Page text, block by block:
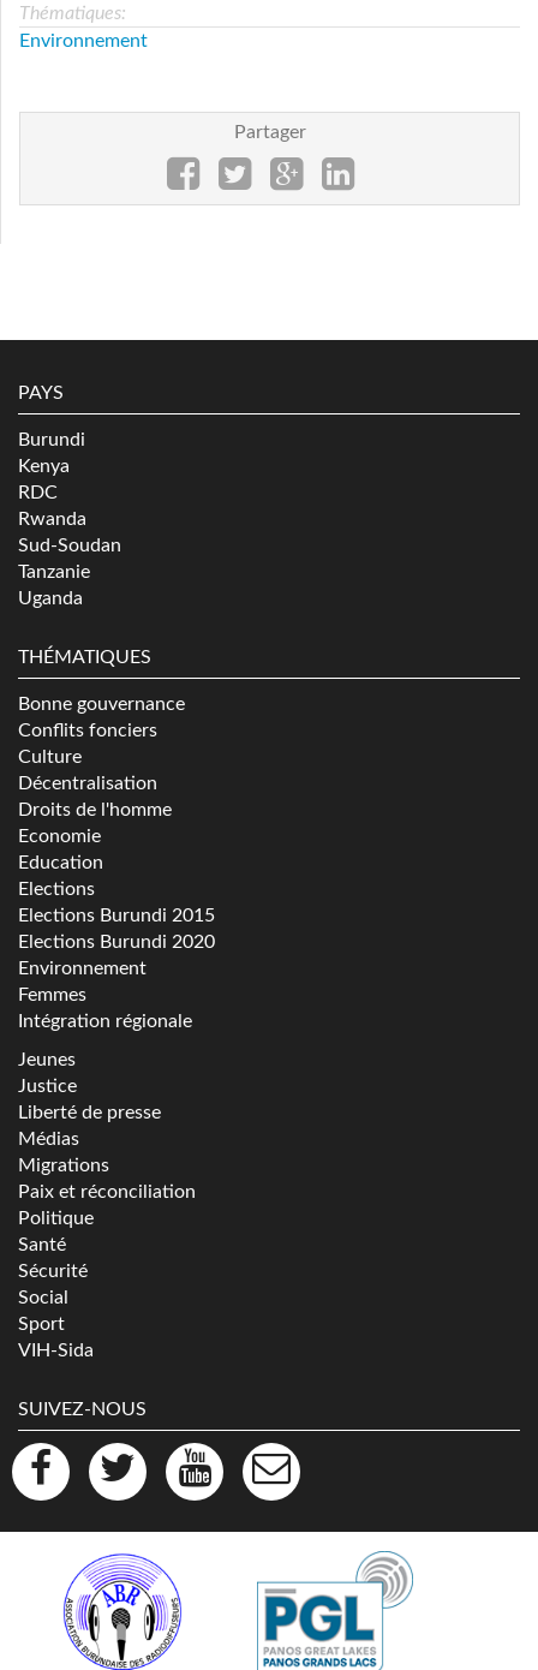
Thématiques:
Environnement
Partager
PAYS
Burundi
Kenya
RDC
Rwanda
Sud-Soudan
Tanzanie
Uganda
THÉMATIQUES
Bonne gouvernance
Conflits fonciers
Culture
Décentralisation
Droits de l'homme
Economie
Education
Elections
Elections Burundi 2015
Elections Burundi 2020
Environnement
Femmes
Intégration régionale
Jeunes
Justice
Liberté de presse
Médias
Migrations
Paix et réconciliation
Politique
Santé
Sécurité
Social
Sport
VIH-Sida
SUIVEZ-NOUS